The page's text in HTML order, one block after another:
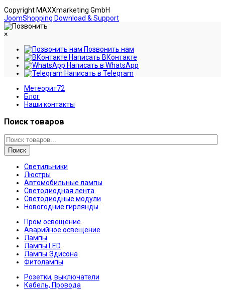
Copyright MAXXmarketing GmbH
JoomShopping Download & Support
×
Позвонить нам
Написать ВКонтакте
Написать в WhatsApp
Написать в Telegram
Метеорит72
Блог
Наши контакты
Поиск товаров
Поиск
Светильники
Люстры
Автомобильные лампы
Светодиодная лента
Светодиодные модули
Новогодние гирлянды
Пром освещение
Аварийное освещение
Лампы
Лампы LED
Лампы Эдисона
Фитолампы
Розетки, выключатели
Кабель, Провода